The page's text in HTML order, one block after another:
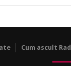
Cum ascult